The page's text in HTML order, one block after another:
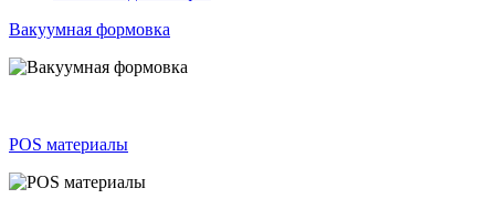
Вакуумная формовка
POS материалы